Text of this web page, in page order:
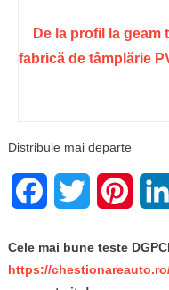
De la profil la
fabrică de tâmplărie
Distribuie mai departe
FacebookTwitter
Cele mai bune teste
https://